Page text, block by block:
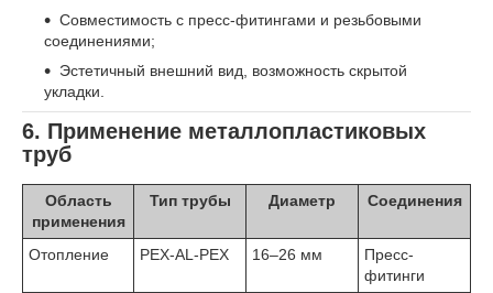
Совместимость с пресс-фитингами и резьбовыми
соединениями;
Эстетичный внешний вид, возможность скрытой
укладки.
6. Применение металлопластиковых
труб
Область
применения
Тип трубы Диаметр Соединения
Отопление PEX-AL-PEX 16–26 мм
Пресс-
фитинги